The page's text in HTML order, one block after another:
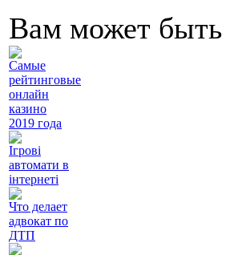
Вам может быть
Самые
рейтинговые
онлайн
казино
2019 года
Ігрові
автомати в
інтернеті
Что делает
адвокат по
ДТП